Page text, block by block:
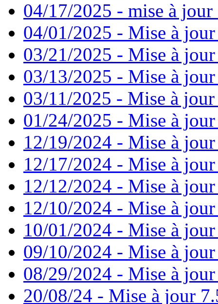
04/17/2025 - mise à jour
04/01/2025 - Mise à
03/21/2025 - Mise à
03/13/2025 - Mise à
03/11/2025 - Mise à jour
01/24/2025 - Mise à
12/19/2024 - Mise à
12/17/2024 - Mise à
12/12/2024 - Mise à
12/10/2024 - Mise à
10/01/2024 - Mise à
09/10/2024 - Mise à
08/29/2024 - Mise à
20/08/24 - Mise à jour